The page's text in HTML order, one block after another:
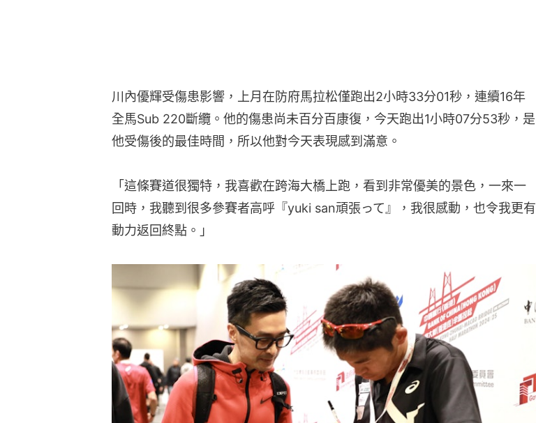
川內優輝受傷患影響，上月在防府馬拉松僅跑出2小時33分01秒，連續16年
全馬Sub 220斷纜。他的傷患尚未百分百康復，今天跑出1小時07分53秒，是
他受傷後的最佳時間，所以他對今天表現感到滿意。
「這條賽道很獨特，我喜歡在跨海大橋上跑，看到非常優美的景色，一來一
回時，我聽到很多參賽者高呼『yuki san頑張って』，我很感動，也令我更有
動力返回終點。」